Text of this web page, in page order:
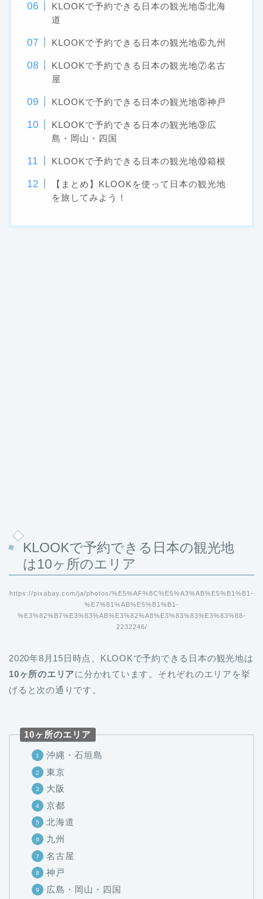
KLOOKで予約できる日本の観光地⑤北海
道
KLOOKで予約できる日本の観光地⑥九州
KLOOKで予約できる日本の観光地⑦名古
屋
KLOOKで予約できる日本の観光地⑧神戸
KLOOKで予約できる日本の観光地⑨広
島・岡山・四国
KLOOKで予約できる日本の観光地⑩箱根
【まとめ】KLOOKを使って日本の観光地
を旅してみよう！
KLOOKで予約できる日本の観光地
は10ヶ所のエリア
https://pixabay.com/ja/photos/%E5%AF%8C%E5%A3%AB%E5%B1%B1-
%E7%81%AB%E5%B1%B1-
%E3%82%B7%E3%83%AB%E3%82%A8%E3%83%83%E3%83%88-
2232246/
2020年8月15日時点、KLOOKで予約できる日本の観光地は
10ヶ所のエリアに分かれています。それぞれのエリアを挙
げると次の通りです。
10ヶ所のエリア
沖縄・石垣島
東京
大阪
京都
北海道
九州
名古屋
神戸
広島・岡山・四国